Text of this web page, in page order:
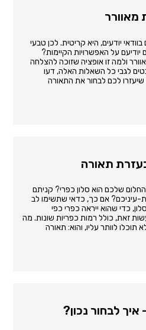
מאוורר
יודעים, היא קריטית. לכן טבעי
על האפשרויות הקיימות?
ולמה זו אופציה שזוכה להצלחה
לגבי כל השאלות האלה, דעו
לכם לבחור את התאורה
תאורה
שלכם הוא סלון כפרי? קניתם
עיניכם? אם כך, כדאי שתשימו לב
כדי שהוא ייראה כפרי כפי
זאת, כולל רמות כפריות שונות. מה
לוותר עליו, והוא: תאורה
לבחור נכון?